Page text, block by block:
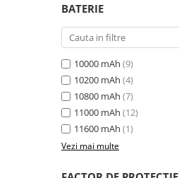
BATERIE
10000 mAh (9)
10200 mAh (4)
10800 mAh (7)
11000 mAh (12)
11600 mAh (1)
Vezi mai multe